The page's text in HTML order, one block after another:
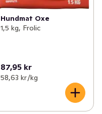
Hundmat Oxe
1,5 kg, Frolic
87,95 kr
58,63 kr /kg